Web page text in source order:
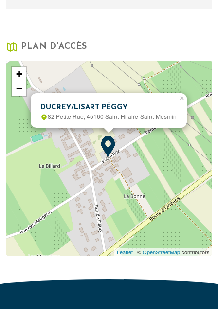
PLAN D'ACCÈS
DUCREY/LISART PÉGGY
82 Petite Rue, 45160 Saint-Hilaire-Saint-Mesmin
×
+
−
Leaflet | ©OpenStreetMapcontributors